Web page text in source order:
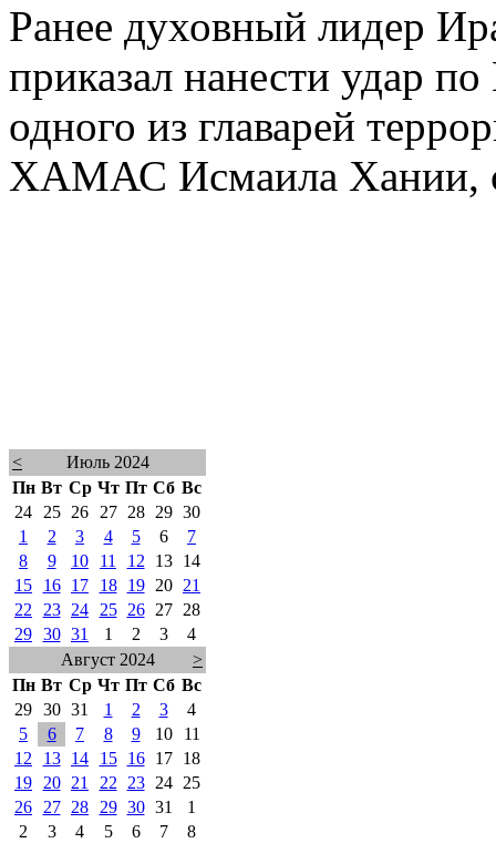
Ранее духовный лидер
приказал нанести удар
одного из главарей
ХАМАС Исмаила Хании,
<
Июль 2024
Пн Вт Ср Чт Пт Сб Вс
24
25 26 27 28 29 30
1
2 3 4 5 6
7
8
9 10 11 12 13
14
15
16 17 18 19 20
21
22
23 24 25 26 27
28
29 30 31 1 2 3
4
Август 2024
>
Пн Вт Ср Чт Пт Сб Вс
29 30 31 1 2 3
4
5
6 7 8 9 10
11
12
13 14 15 16 17
18
19
20 21 22 23 24
25
26
27 28 29 30 31
1
2
3 4 5 6 7 8